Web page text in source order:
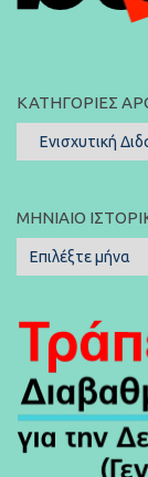
ΚΑΤΗΓΟΡΊΕΣ
Κατηγορίες
Άρθρων:
ΜΗΝΙΑΊΟ
Μηνιαίο
Ιστορικό